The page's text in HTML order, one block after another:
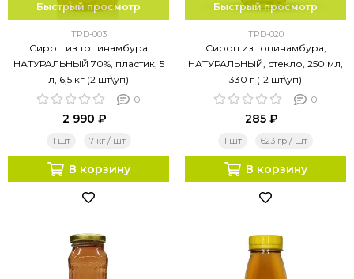
Быстрый просмотр
TPD-003
Сироп из топинамбура
НАТУРАЛЬНЫЙ 70%, пластик, 5
л, 6,5 кг (2 шт\уп)
0
2 990 ₽
1 шт 7 кг / шт
В корзину
Быстрый просмотр
TPD-020
Сироп из топинамбура,
НАТУРАЛЬНЫЙ, стекло, 250 мл,
330 г (12 шт\уп)
0
285 ₽
1 шт 623 гр / шт
В корзину